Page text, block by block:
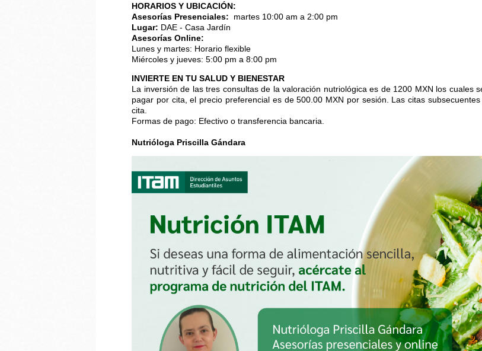
HORARIOS Y UBICACIÓN:
Asesorías Presenciales: martes 10:00 am a 2:00 pm
Lugar: DAE - Casa Jardín
Asesorías Online:
Lunes y martes: Horario flexible
Miércoles y jueves: 5:00 pm a 8:00 pm
INVIERTE EN TU SALUD Y BIENESTAR
La inversión de las tres consultas de la valoración nutriológica es de 1200 MXN los cuales
pagar por cita, el precio preferencial es de 500.00 MXN por sesión. Las citas
cita.
Formas de pago: Efectivo o transferencia bancaria.
Nutrióloga Priscilla Gándara